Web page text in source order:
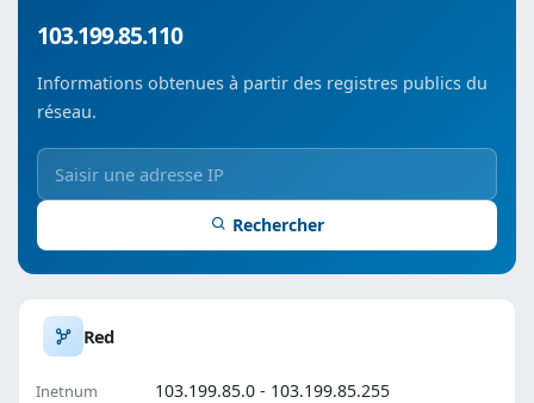
103.199.85.110
Informations obtenues à partir des registres publics du
réseau.
Rechercher
Red
Inetnum 103.199.85.0 - 103.199.85.255